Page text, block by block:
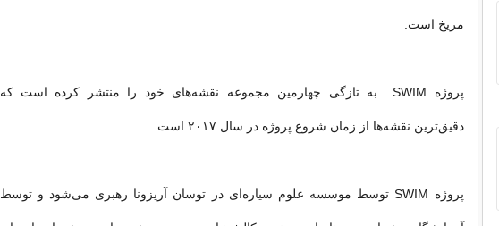
مریخ است.
پروژه SWIM به تازگی چهارمین مجموعه نقشه‌های خود را منتشر کرده است که
دقیق‌ترین نقشه‌ها از زمان شروع پروژه در سال ۲۰۱۷ است.
پروژه SWIM توسط موسسه علوم سیاره‌ای در توسان آریزونا رهبری می‌شود و توسط